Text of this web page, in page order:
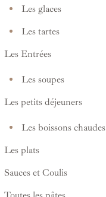
Les glaces
Les tartes
Les Entrées
Les soupes
Les petits déjeuners
Les boissons chaudes
Les plats
Sauces et Coulis